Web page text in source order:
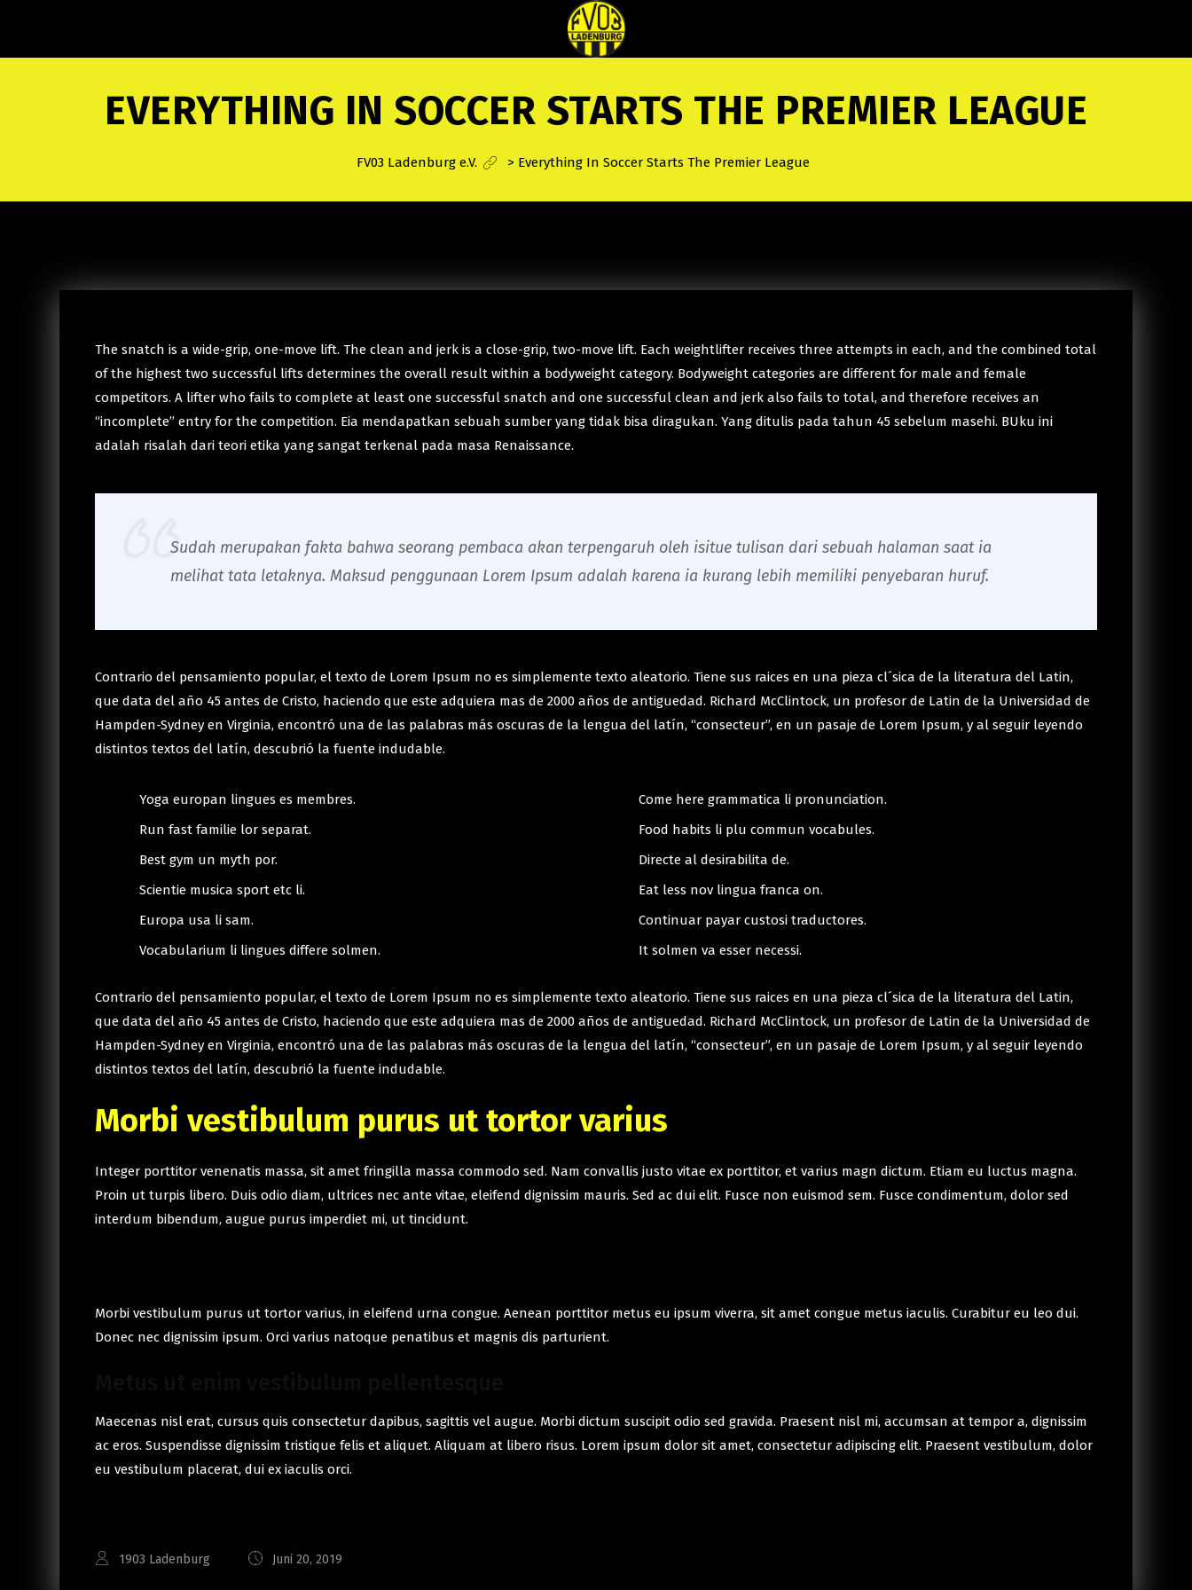
EVERYTHING IN SOCCER STARTS THE PREMIER LEAGUE
FV03 Ladenburg e.V. > Everything In Soccer Starts The Premier League
The snatch is a wide-grip, one-move lift. The clean and jerk is a close-grip, two-move lift. Each weightlifter receives three attempts in each, and the combined total
of the highest two successful lifts determines the overall result within a bodyweight category. Bodyweight categories are different for male and female
competitors. A lifter who fails to complete at least one successful snatch and one successful clean and jerk also fails to total, and therefore receives an
“incomplete” entry for the competition. Eia mendapatkan sebuah sumber yang tidak bisa diragukan. Yang ditulis pada tahun 45 sebelum masehi. BUku ini
adalah risalah dari teori etika yang sangat terkenal pada masa Renaissance.
Sudah merupakan fakta bahwa seorang pembaca akan terpengaruh oleh isitue tulisan dari sebuah halaman saat ia
melihat tata letaknya. Maksud penggunaan Lorem Ipsum adalah karena ia kurang lebih memiliki penyebaran huruf.
Contrario del pensamiento popular, el texto de Lorem Ipsum no es simplemente texto aleatorio. Tiene sus raices en una pieza cl´sica de la literatura del Latin,
que data del año 45 antes de Cristo, haciendo que este adquiera mas de 2000 años de antiguedad. Richard McClintock, un profesor de Latin de la Universidad de
Hampden-Sydney en Virginia, encontró una de las palabras más oscuras de la lengua del latín, “consecteur”, en un pasaje de Lorem Ipsum, y al seguir leyendo
distintos textos del latín, descubrió la fuente indudable.
Yoga europan lingues es membres.
Run fast familie lor separat.
Best gym un myth por.
Scientie musica sport etc li.
Europa usa li sam.
Vocabularium li lingues differe solmen.
Come here grammatica li pronunciation.
Food habits li plu commun vocabules.
Directe al desirabilita de.
Eat less nov lingua franca on.
Continuar payar custosi traductores.
It solmen va esser necessi.
Contrario del pensamiento popular, el texto de Lorem Ipsum no es simplemente texto aleatorio. Tiene sus raices en una pieza cl´sica de la literatura del Latin,
que data del año 45 antes de Cristo, haciendo que este adquiera mas de 2000 años de antiguedad. Richard McClintock, un profesor de Latin de la Universidad de
Hampden-Sydney en Virginia, encontró una de las palabras más oscuras de la lengua del latín, “consecteur”, en un pasaje de Lorem Ipsum, y al seguir leyendo
distintos textos del latín, descubrió la fuente indudable.
Morbi vestibulum purus ut tortor varius
Integer porttitor venenatis massa, sit amet fringilla massa commodo sed. Nam convallis justo vitae ex porttitor, et varius magn dictum. Etiam eu luctus magna.
Proin ut turpis libero. Duis odio diam, ultrices nec ante vitae, eleifend dignissim mauris. Sed ac dui elit. Fusce non euismod sem. Fusce condimentum, dolor sed
interdum bibendum, augue purus imperdiet mi, ut tincidunt.
Morbi vestibulum purus ut tortor varius, in eleifend urna congue. Aenean porttitor metus eu ipsum viverra, sit amet congue metus iaculis. Curabitur eu leo dui.
Donec nec dignissim ipsum. Orci varius natoque penatibus et magnis dis parturient.
Maecenas nisl erat, cursus quis consectetur dapibus, sagittis vel augue. Morbi dictum suscipit odio sed gravida. Praesent nisl mi, accumsan at tempor a, dignissim
ac eros. Suspendisse dignissim tristique felis et aliquet. Aliquam at libero risus. Lorem ipsum dolor sit amet, consectetur adipiscing elit. Praesent vestibulum, dolor
eu vestibulum placerat, dui ex iaculis orci.
1903 Ladenburg Juni 20, 2019